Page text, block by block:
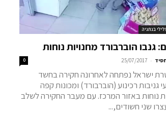
בנתניה
גנבו הוברבורד מחנויות נוחות
-
25/07/2017
0
ישראל נפתחה לאחרונה חקירה בחשד
גניבות רכינוע (הוברבורד) ומכונות קפה
נוחות באזור המרכז. עם מעבר החקירה לשלב
שני חשודים,...